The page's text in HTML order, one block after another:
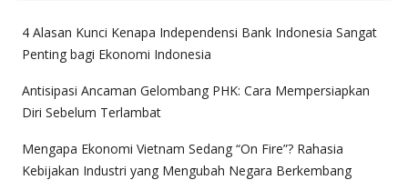
4 Alasan Kunci Kenapa Independensi Bank Indonesia Sangat
Penting bagi Ekonomi Indonesia
Antisipasi Ancaman Gelombang PHK: Cara Mempersiapkan
Diri Sebelum Terlambat
Mengapa Ekonomi Vietnam Sedang “On Fire”? Rahasia
Kebijakan Industri yang Mengubah Negara Berkembang